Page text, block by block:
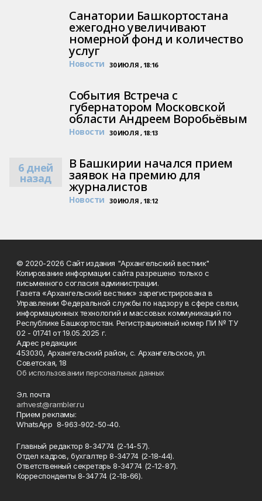
Санатории Башкортостана
ежегодно увеличивают
номерной фонд и количество
услуг
Новости 30 ИЮЛЯ , 18:16
События Встреча с
губернатором Московской
области Андреем Воробьёвым
Новости 30 ИЮЛЯ , 18:13
6 дней
назад
В Башкирии начался прием
заявок на премию для
журналистов
Новости 30 ИЮЛЯ , 18:12
© 2020-2026 Сайт издания "Архангельский вестник"
Копирование информации сайта разрешено только с
письменного согласия администрации.
Газета «Архангельский вестник» зарегистрирована в
Управлении Федеральной службы по надзору в сфере связи,
информационных технологий и массовых коммуникаций по
Республике Башкортостан. Регистрационный номер ПИ № ТУ
02 - 01741 от 19.05.2025 г.
Адрес редакции:
453030, Архангельский район, с. Архангельское, ул.
Советская, 18
Об использовании персональных данных
Эл. почта
arhvest@rambler.ru
Прием рекламы:
WhatsApp 8-963-902-50-40.
Главный редактор 8-34774 (2-14-57).
Отдел кадров, бухгалтер 8-34774 (2-18-44).
Ответственный секретарь 8-34774 (2-12-87).
Корреспонденты 8-34774 (2-18-66).